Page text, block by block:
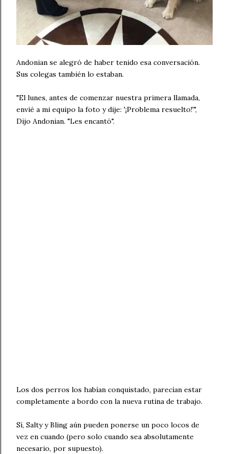
Andonian se alegró de haber tenido esa conversación.
Sus colegas también lo estaban.
"El lunes, antes de comenzar nuestra primera llamada,
envié a mi equipo la foto y dije: '¡Problema resuelto!'",
Dijo Andonian. "Les encantó".
Los dos perros los habían conquistado, parecían estar
completamente a bordo con la nueva rutina de trabajo.
Sí, Salty y Bling aún pueden ponerse un poco locos de
vez en cuando (pero solo cuando sea absolutamente
necesario, por supuesto).